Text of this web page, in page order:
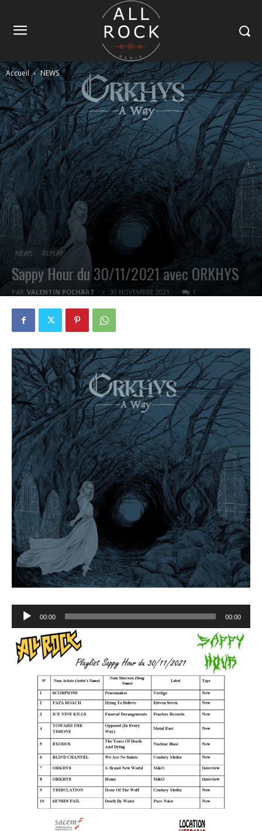
Accueil NEWS
NEWS REPLAY
Sappy Hour du 30/11/2021 avec ORKHYS
PAR VALENTIN POCHART 30 NOVEMBRE 2021 1
Lecteur
audio
00:00 00:00